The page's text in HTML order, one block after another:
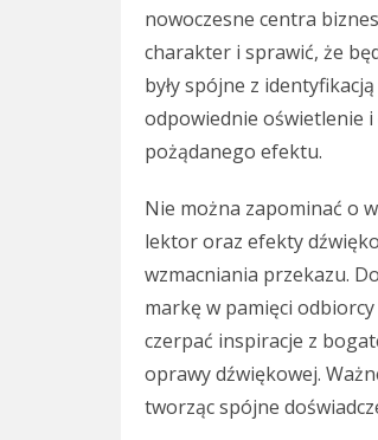
nowoczesne centra
charakter i sprawić, że
były spójne z
odpowiednie oświetlenie i
pożądanego efektu.
Nie można zapominać o
lektor oraz efekty
wzmacniania przekazu.
markę w pamięci
czerpać inspiracje z
oprawy dźwiękowej.
tworząc spójne